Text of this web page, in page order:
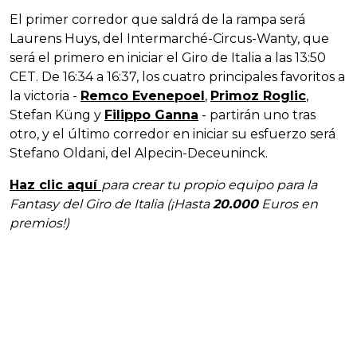
El primer corredor que saldrá de la rampa será
Laurens Huys, del Intermarché-Circus-Wanty, que
será el primero en iniciar el Giro de Italia a las 13:50
CET. De 16:34 a 16:37, los cuatro principales favoritos a
la victoria - Remco Evenepoel, Primoz Roglic,
Stefan Küng y Filippo Ganna - partirán uno tras
otro, y el último corredor en iniciar su esfuerzo será
Stefano Oldani, del Alpecin-Deceuninck.
Haz clic aquí para crear tu propio equipo para la
Fantasy del Giro de Italia (¡Hasta 20.000Euros en
premios!)